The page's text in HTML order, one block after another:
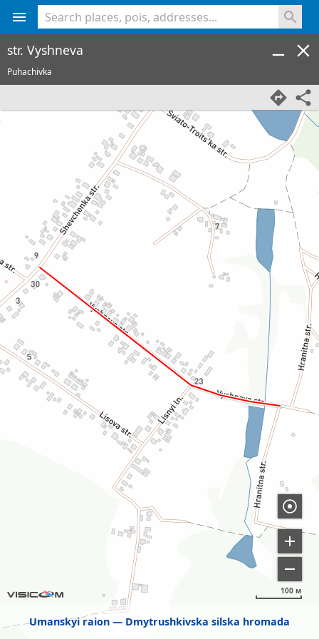
Umanskyi raion Dmytrushkivska silska hromada
100 м
str. Vyshneva
Puhachivka
<% console.log(hcard) %>